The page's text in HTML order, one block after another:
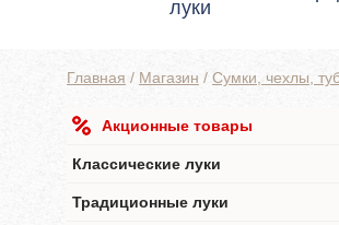
луки
Главная / Магазин / Сумки, чехлы,
Акционные товары
Классические луки
Традиционные луки